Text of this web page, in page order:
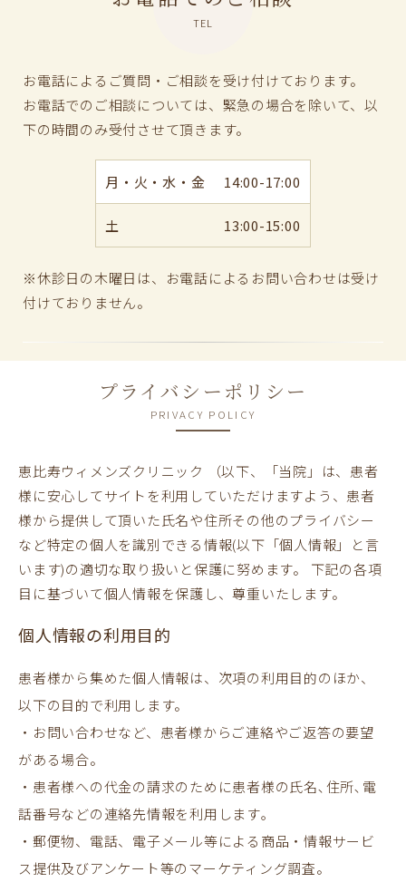
TEL
お電話によるご質問・ご相談を受け付けております。
お電話でのご相談については、緊急の場合を除いて、以
下の時間のみ受付させて頂きます。
月・火・水・金 14:00-17:00
土 13:00-15:00
※休診日の木曜日は、お電話によるお問い合わせは受け
付けておりません。
プライバシーポリシー
PRIVACY POLICY
恵比寿ウィメンズクリニック （以下、「当院」は、患者
様に安心してサイトを利用していただけますよう、患者
様から提供して頂いた氏名や住所その他のプライバシー
など特定の個人を識別できる情報(以下「個人情報」と言
います)の適切な取り扱いと保護に努めます。 下記の各項
目に基づいて個人情報を保護し、尊重いたします。
個人情報の利用目的
患者様から集めた個人情報は、次項の利用目的のほか、
以下の目的で利用します。
・お問い合わせなど、患者様からご連絡やご返答の要望
がある場合。
・患者様への代金の請求のために患者様の氏名､住所､電
話番号などの連絡先情報を利用します｡
・郵便物、電話、電子メール等による商品・情報サービ
ス提供及びアンケート等のマーケティング調査。